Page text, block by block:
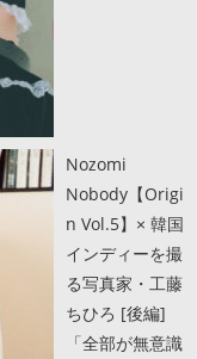
Nozomi
Nobody【Origi
n Vol.5】× 韓国
インディーを撮
る写真家・工藤
ちひろ [後編]
「全部が無意識